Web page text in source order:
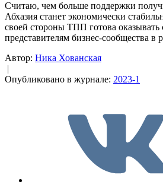
Считаю, чем больше поддержки
Абхазия станет экономически
своей стороны ТПП готова оказывать
представителям бизнес-сообщества в
Автор: Ника Хованская
|
Опубликовано в журнале: 2023-1